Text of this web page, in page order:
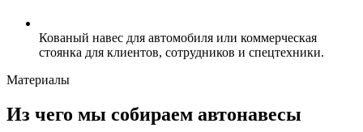
Кованый навес для автомобиля или коммерческая
стоянка для клиентов, сотрудников и спецтехники.
Материалы
Из чего мы собираем автонавесы